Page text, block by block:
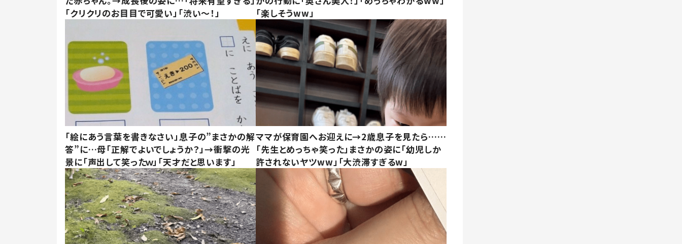
「クリクリのお目目で可愛い」「渋い～！」
「楽しそうww」
「絵にあう言葉を書きなさい」息子の”まさかの解
答”に…母「正解でよいでしょうか？」→衝撃の光
景に「声出して笑ったｗ」「天才だと思います」
ママが保育園へお迎えに→2歳息子を見たら……
「先生とめっちゃ笑った」まさかの姿に「幼児しか
許されないヤツww」「大渋滞すぎるw」